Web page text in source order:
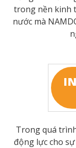
trong nền kinh
nước mà
Trong quá
động lực cho